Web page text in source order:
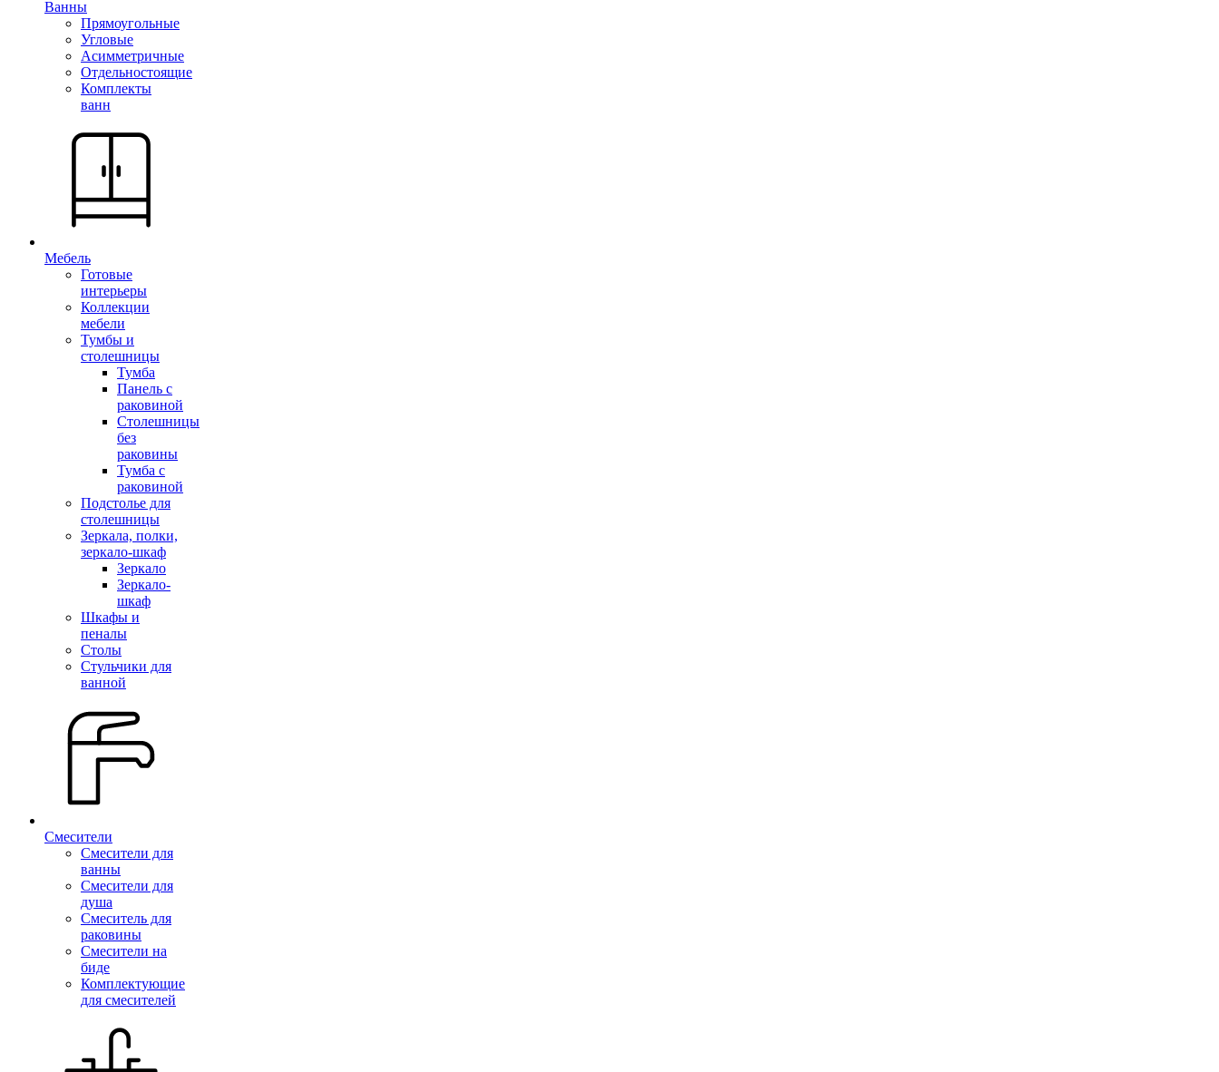
Ванны
Прямоугольные
Угловые
Асимметричные
Отдельностоящие
Комплекты
ванн
Мебель
Готовые
интерьеры
Коллекции
мебели
Тумбы и
столешницы
Тумба
Панель с
раковиной
Столешницы
без
раковины
Тумба с
раковиной
Подстолье для
столешницы
Зеркала, полки,
зеркало-шкаф
Зеркало
Зеркало-
шкаф
Шкафы и
пеналы
Столы
Стульчики для
ванной
Смесители
Смесители для
ванны
Смесители для
душа
Смеситель для
раковины
Смесители на
биде
Комплектующие
для смесителей